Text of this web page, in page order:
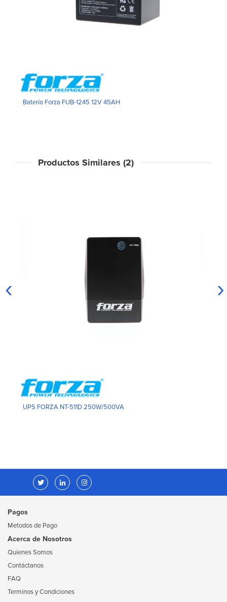
Batería Forza FUB-1245 12V 45AH
Productos Similares (2)
UPS FORZA NT-511D 250W/500VA
‹ ›
Pagos
Metodos de Pago
Acerca de Nosotros
Quienes Somos
Contáctanos
FAQ
Terminos y Condiciones